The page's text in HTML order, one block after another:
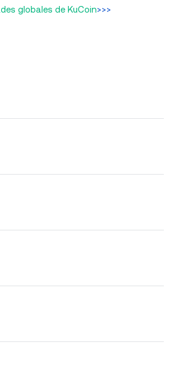
globales de KuCoin>>>